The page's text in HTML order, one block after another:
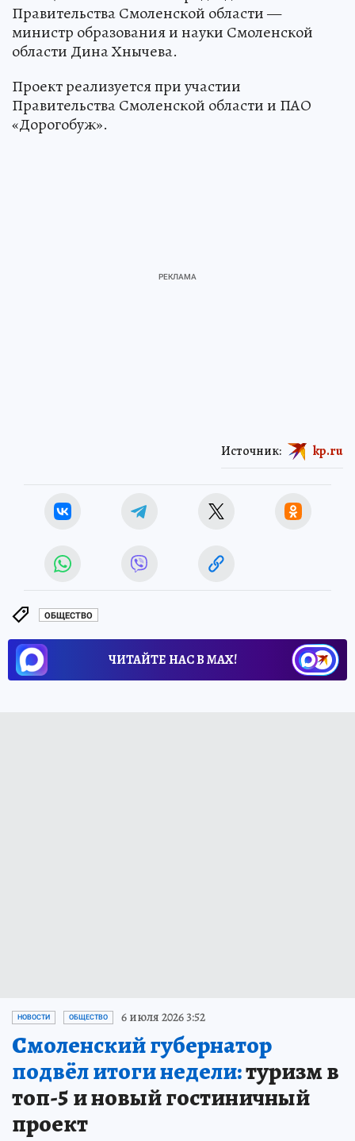
Правительства Смоленской области —
министр образования и науки Смоленской
области Дина Хнычева.
Проект реализуется при участии
Правительства Смоленской области и ПАО
«Дорогобуж».
Источник: kp.ru
ОБЩЕСТВО
ЧИТАЙТЕ НАС В МАХ!
НОВОСТИ ОБЩЕСТВО 6 июля 2026 3:52
Смоленский губернатор
подвёл итоги недели:туризм в
топ-5 и новый гостиничный
проект